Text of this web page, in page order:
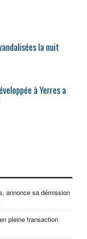
la nuit
à Yerres a
annonce sa démission
pleine transaction